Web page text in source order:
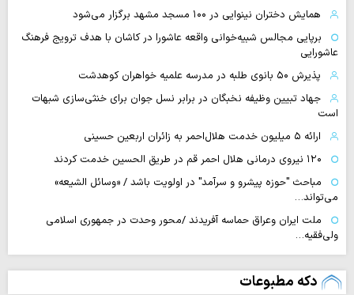
همایش دختران نینوایی در ۱۰۰ مسجد مشهد برگزار می‌شود
برپایی مجالس شبیه‌خوانی واقعه عاشورا در کاشان با هدف ترویج فرهنگ
عاشورایی
پذیرش ۵۰ بانوی طلبه در مدرسه علمیه خواهران کوهدشت
جهاد تبیین وظیفه نخبگان در برابر نسل جوان برای خنثی‌سازی شبهات
است
ارائه ۵ میلیون خدمت هلال‌احمر به زائران اربعین حسینی
۱۲۰ نیروی درمانی هلال احمر قم در طریق الحسین خدمت کردند
مباحث "حوزه پیشرو و سرآمد" در اولویت باشد / «وسائل الشیعه»
می‌تواند…
ملت ایران وعراق حماسه آفریدند /محور وحدت در جمهوری اسلامی
ولی‌فقیه…
دکه مطبوعات